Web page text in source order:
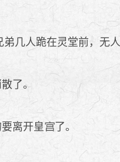
几人跪在灵堂前，无人
了。
离开皇 了。